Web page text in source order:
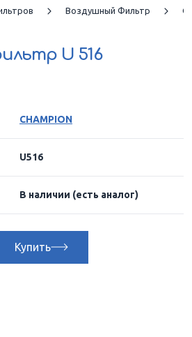
Воздушный Фильтр
U 516
CHAMPION
U516
В наличии (есть аналог)
Купить